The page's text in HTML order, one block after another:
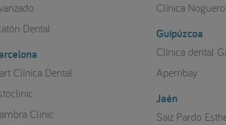
Dental
Clínica Dental
Clinic
Clínica
Guipúzcoa
Clínica dental
Aperribay
Jaén
Saiz Pardo